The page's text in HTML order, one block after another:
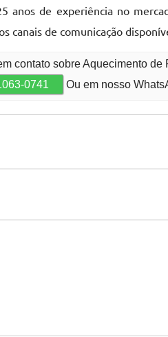
anos de experiência no
canais de comunicação
contato sobre Aquecimento de
0741 Ou em nosso